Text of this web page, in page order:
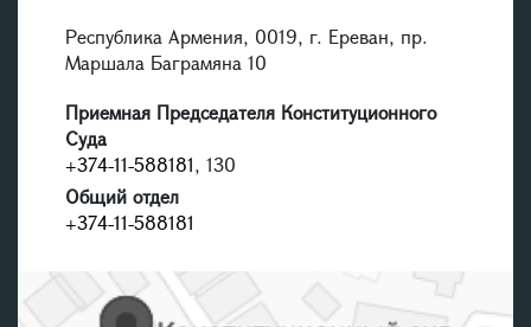
Республика Армения, 0019, г. Ереван, пр.
Маршала Баграмяна 10
Приемная Председателя Конституционного
Суда
+374-11-588181, 130
Общий отдел
+374-11-588181